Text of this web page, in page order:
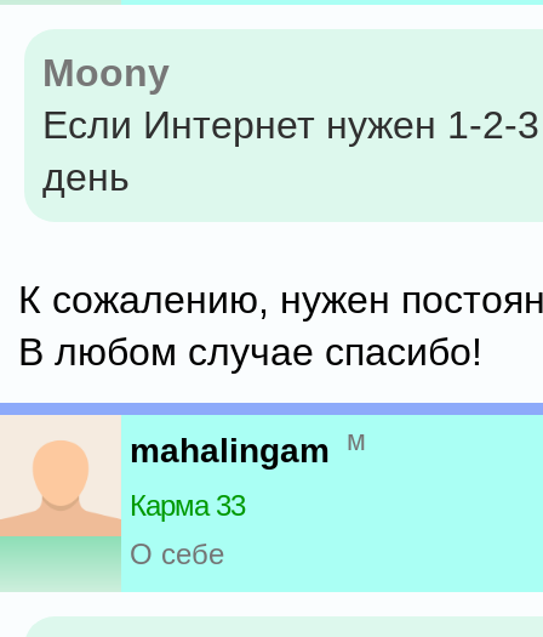
Moony
Если Интернет нужен 1-2-
день
К сожалению, нужен
В любом случае спасибо!
mahalingam м
Карма 33
О себе